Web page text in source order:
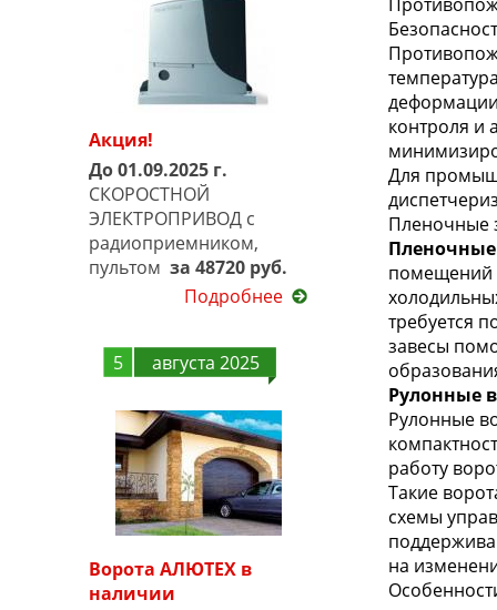
Акция!
До 01.09.2025 г.
СКОРОСТНОЙ
ЭЛЕКТРОПРИВОД с
радиоприемником,
пультом за 48720 руб.
Подробнее
5 августа 2025
Ворота АЛЮТЕХ в
наличии
контроля и
Для
Пленочные
помещений
требуется
завесы
Рулонные
Рулонные
работу
Такие
схемы
на